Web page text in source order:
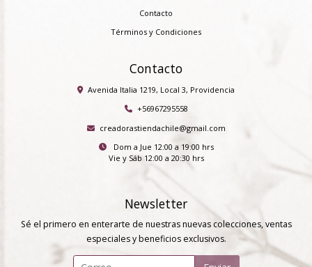
Contacto
Términos y Condiciones
Contacto
Avenida Italia 1219, Local 3, Providencia
+56967295558
creadorastiendachile@gmail.com
Dom a Jue 12:00 a 19:00 hrs
Vie y Sáb 12:00 a 20:30 hrs
Newsletter
Sé el primero en enterarte de nuestras nuevas colecciones, ventas
especiales y beneficios exclusivos.